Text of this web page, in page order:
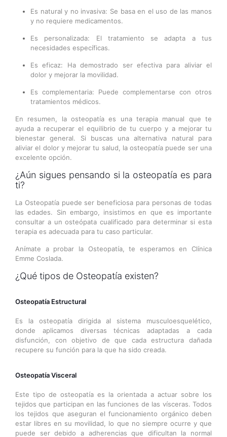
Es natural y no invasiva: Se basa en el uso de las manos
y no requiere medicamentos.
Es personalizada: El tratamiento se adapta a tus
necesidades específicas.
Es eficaz: Ha demostrado ser efectiva para aliviar el
dolor y mejorar la movilidad.
Es complementaria: Puede complementarse con otros
tratamientos médicos.
En resumen, la osteopatía es una terapia manual que te
ayuda a recuperar el equilibrio de tu cuerpo y a mejorar tu
bienestar general. Si buscas una alternativa natural para
aliviar el dolor y mejorar tu salud, la osteopatía puede ser una
excelente opción.
¿Aún sigues pensando si la osteopatía es para
ti?
La Osteopatía puede ser beneficiosa para personas de todas
las edades. Sin embargo, insistimos en que es importante
consultar a un osteópata cualificado para determinar si esta
terapia es adecuada para tu caso particular.
Anímate a probar la Osteopatía, te esperamos en Clínica
Emme Coslada.
¿Qué tipos de Osteopatía existen?
Osteopatía Estructural
Es la osteopatía dirigida al sistema musculoesquelético,
donde aplicamos diversas técnicas adaptadas a cada
disfunción, con objetivo de que cada estructura dañada
recupere su función para la que ha sido creada.
Osteopatía Visceral
Este tipo de osteopatía es la orientada a actuar sobre los
tejidos que participan en las funciones de las vísceras. Todos
los tejidos que aseguran el funcionamiento orgánico deben
estar libres en su movilidad, lo que no siempre ocurre y que
puede ser debido a adherencias que dificultan la normal